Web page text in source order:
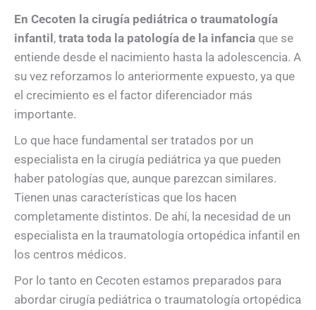
En Cecoten la cirugía pediátrica o traumatología
infantil, trata toda la patología de la infancia que se
entiende desde el nacimiento hasta la adolescencia. A
su vez reforzamos lo anteriormente expuesto, ya que
el crecimiento es el factor diferenciador más
importante.
Lo que hace fundamental ser tratados por un
especialista en la cirugía pediátrica ya que pueden
haber patologías que, aunque parezcan similares.
Tienen unas características que los hacen
completamente distintos. De ahí, la necesidad de un
especialista en la traumatología ortopédica infantil en
los centros médicos.
Por lo tanto en Cecoten estamos preparados para
abordar cirugía pediátrica o traumatología ortopédica